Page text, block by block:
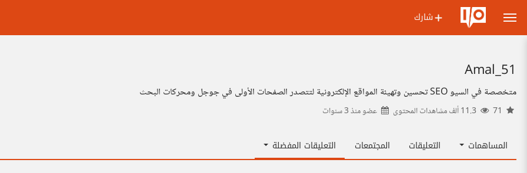
شارك
Amal_51
متخصصة في السيو SEO تحسين وتهيئة المواقع الإلكترونية لتتصدر الصفحات الأولى في جوجل ومحركات البحث
عضو منذ3 سنوات
المساهمات التعليقات المجتمعات التعليقات المفضلة